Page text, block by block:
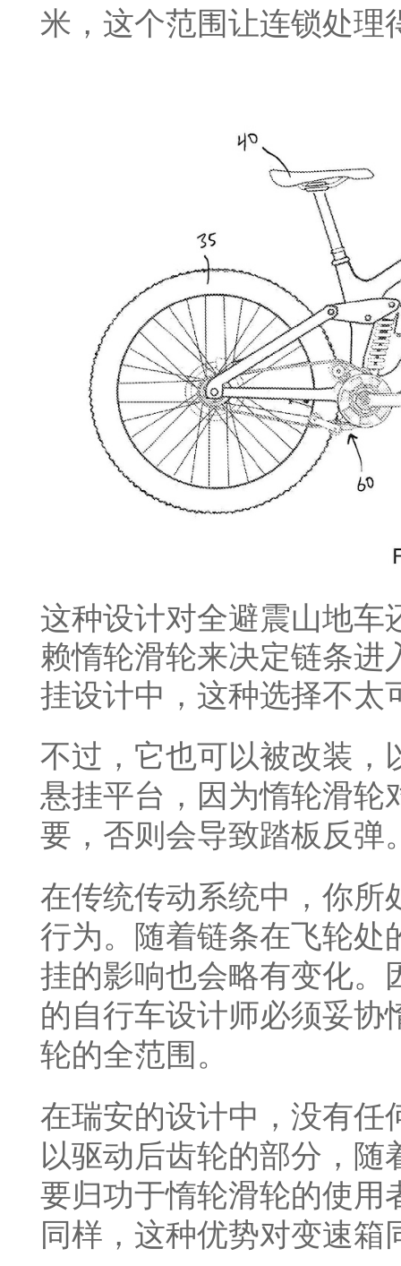
米，这个范围让连锁处理
这种设计对全避震山地车
赖惰轮滑轮来决定链条进
挂设计中，这种选择不太
不过，它也可以被改装，
悬挂平台，因为惰轮滑轮
要，否则会导致踏板反弹
在传统传动系统中，你所
行为。随着链条在飞轮处
挂的影响也会略有变化。
的自行车设计师必须妥协
轮的全范围。
在瑞安的设计中，没有任
以驱动后齿轮的部分，
要归功于惰轮滑轮的使用
同样，这种优势对变速箱